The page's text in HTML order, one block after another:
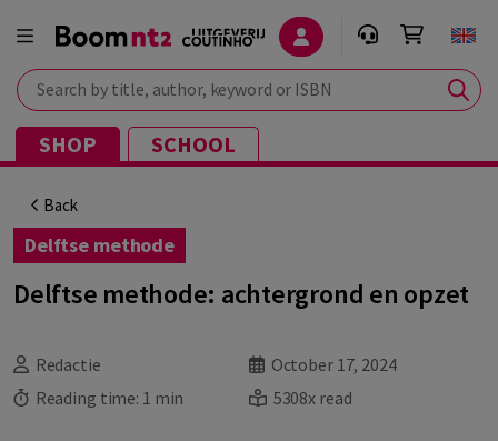
Search by title, author, keyword or ISBN
SHOP SCHOOL
Back
Delftse methode
Delftse methode: achtergrond en opzet
Redactie
October 17, 2024
Reading time: 1 min 5308x read